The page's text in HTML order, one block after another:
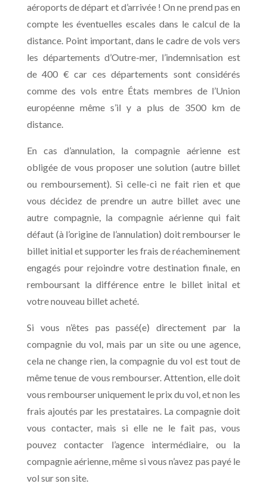
aéroports de départ et d’arrivée ! On ne prend pas en
compte les éventuelles escales dans le calcul de la
distance. Point important, dans le cadre de vols vers
les départements d’Outre-mer, l’indemnisation est
de 400 € car ces départements sont considérés
comme des vols entre États membres de l’Union
européenne même s’il y a plus de 3500 km de
distance.
En cas d’annulation, la compagnie aérienne est
obligée de vous proposer une solution (autre billet
ou remboursement). Si celle-ci ne fait rien et que
vous décidez de prendre un autre billet avec une
autre compagnie, la compagnie aérienne qui fait
défaut (à l’origine de l’annulation) doit rembourser le
billet initial et supporter les frais de réacheminement
engagés pour rejoindre votre destination finale, en
remboursant la différence entre le billet inital et
votre nouveau billet acheté.
Si vous n’êtes pas passé(e) directement par la
compagnie du vol, mais par un site ou une agence,
cela ne change rien, la compagnie du vol est tout de
même tenue de vous rembourser. Attention, elle doit
vous rembourser uniquement le prix du vol, et non les
frais ajoutés par les prestataires. La compagnie doit
vous contacter, mais si elle ne le fait pas, vous
pouvez contacter l’agence intermédiaire, ou la
compagnie aérienne, même si vous n’avez pas payé le
vol sur son site.